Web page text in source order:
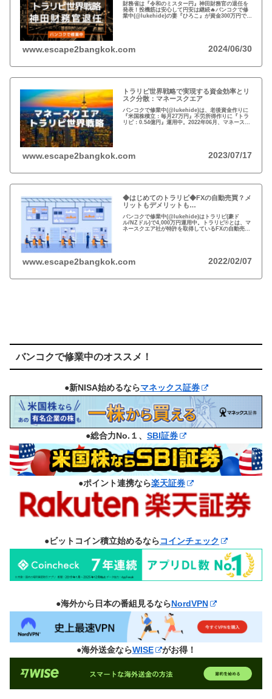
財務省は『令和のミスター円』神田財務官の退任を
発表！投機筋は安心して円安は継続🔥バンコクで修
業中(@lukehide)の妻『ひろこ』が資金300万円で
www.escape2bangkok.com 2024/06/30
トラリピ世界戦略で実現する資金効率とリ
スク分散：マネースクエア
バンコクで修業中(@lukehide)は、老後資金作りに
『米国株積立：毎月27万円』不労所得作りに『トラ
リピ：0.54億円』運用中。2022年06月、マネースク
www.escape2bangkok.com 2023/07/17
◆はじめてのトラリピ◆FXの自動売買？メ
リットもデメリットも…
バンコクで修業中(@lukehide)はトラリピ(豪ド
ル/NZドル)で4,000万円運用中。トラリピ®とは、マ
ネースクエア社が特許を取得しているFXの自動売買
www.escape2bangkok.com 2022/02/07
バンコクで修業中のオススメ！
●新NISA始めるならマネックス証券
●総合力No.１、 SBI証券
●ポイント連携なら楽天証券
●ビットコイン積立始めるならコインチェック
●海外から日本の番組見るならNordVPN
●海外送金ならWISE がお得！